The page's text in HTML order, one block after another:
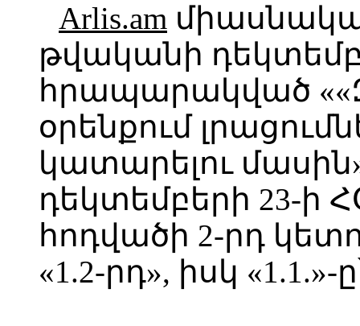
Arlis.am
թվականի
հրապարակված
օրենքում
կատարելու
դեկտեմբերի 23-ի
հոդվածի 2-րդ
«1.2-րդ», իսկ «1.1.»-